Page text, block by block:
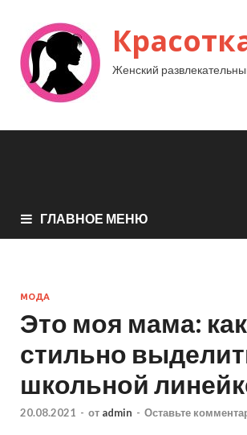
Женский
ГЛАВНОЕ МЕНЮ
МОДА
Это моя мама: как
стильно
школьной
20.08.2021 - от admin - Оставьте